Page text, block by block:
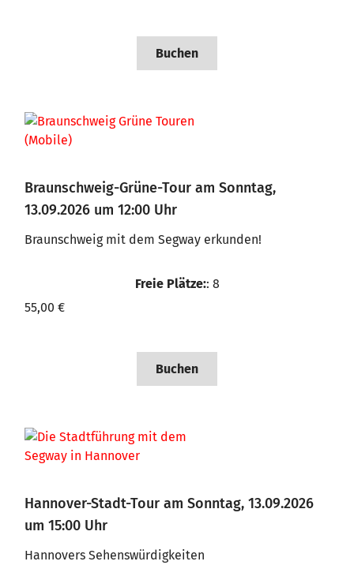
Buchen
Braunschweig-Grüne-Tour am Sonntag,
13.09.2026 um 12:00 Uhr
Braunschweig mit dem Segway erkunden!
Freie Plätze:: 8
55,00 €
Buchen
Hannover-Stadt-Tour am Sonntag, 13.09.2026
um 15:00 Uhr
Hannovers Sehenswürdigkeiten